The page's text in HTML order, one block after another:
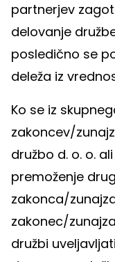
partnerjev
delovanje
posledično se
deleža iz
Ko se iz
zakoncev/
družbo d. o. o.
premoženje
zakonca/
zakonec/
družbi